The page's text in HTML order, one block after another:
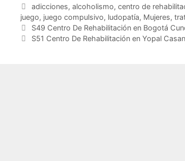
e
b
o
er l
s
A
p
p
ar
tir
Etiquetas
adicciones, alcoholismo, centro de
juego, juego compulsivo, ludopatía, Mujeres,
S49 Centro De Rehabilitación en Bogotá
S51 Centro De Rehabilitación en Yopal